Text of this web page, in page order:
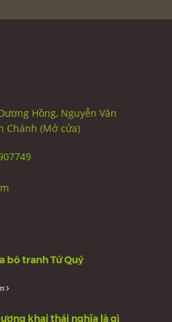
Hồng, Nguyễn Văn
Chánh (Mở cửa)
bộ tranh Tứ Quý
khai thái nghĩa là gì